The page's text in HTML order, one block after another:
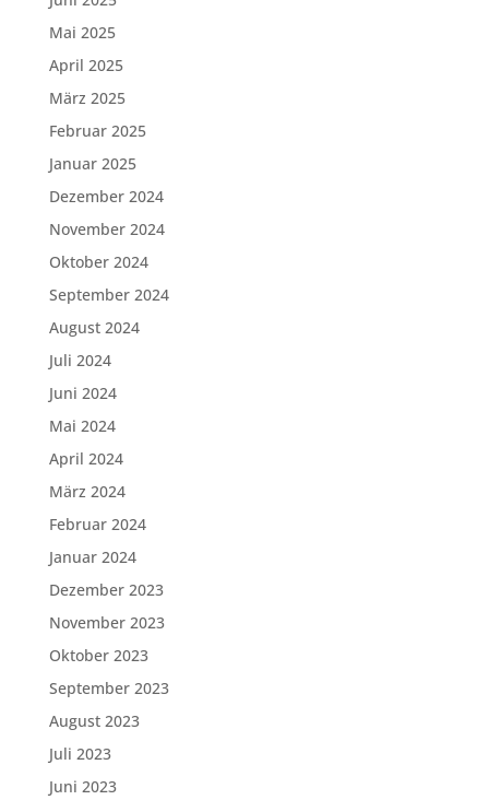
Mai 2025
April 2025
März 2025
Februar 2025
Januar 2025
Dezember 2024
November 2024
Oktober 2024
September 2024
August 2024
Juli 2024
Juni 2024
Mai 2024
April 2024
März 2024
Februar 2024
Januar 2024
Dezember 2023
November 2023
Oktober 2023
September 2023
August 2023
Juli 2023
Juni 2023